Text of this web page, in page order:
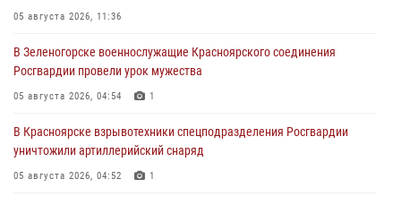
05 августа 2026, 11:36
В Зеленогорске военнослужащие Красноярского соединения
Росгвардии провели урок мужества
05 августа 2026, 04:54 1
В Красноярске взрывотехники спецподразделения Росгвардии
уничтожили артиллерийский снаряд
05 августа 2026, 04:52 1